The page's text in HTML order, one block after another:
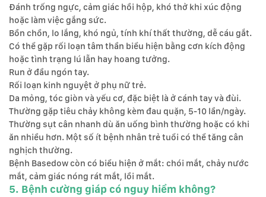
Đánh trống ngực, cảm giác hồi hộp, khó thở khi xúc động
hoặc làm việc gắng sức.
Bồn chồn, lo lắng, khó ngủ, tính khí thất thường, dễ cáu gắt.
Có thể gặp rối loạn tâm thần biểu hiện bằng cơn kích động
hoặc tình trạng lú lẫn hay hoang tưởng.
Run ở đầu ngón tay.
Rối loạn kinh nguyệt ở phụ nữ trẻ.
Da mỏng, tóc giòn và yếu cơ, đặc biệt là ở cánh tay và đùi.
Thường gặp tiêu chảy không kèm đau quặn, 5-10 lần/ngày.
Thường sụt cân nhanh dù ăn uống bình thường hoặc có khi
ăn nhiều hơn. Một số ít bệnh nhân trẻ tuổi có thể tăng cân
nghịch thường.
Bệnh Basedow còn có biểu hiện ở mắt: chói mắt, chảy nước
mắt, cảm giác nóng rát mắt, lồi mắt.
5. Bệnh cường giáp có nguy hiểm không?